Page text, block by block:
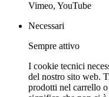
Vimeo, YouTube
Necessari
Sempre attivo
I cookie tecnici
del nostro sito web.
prodotti nel carrello